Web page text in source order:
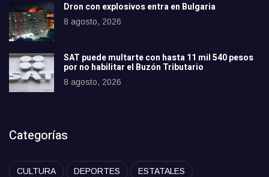
Dron con explosivos entra en Bulgaria
8 agosto, 2026
SAT puede multarte con hasta 11 mil 540 pesos
por no habilitar el Buzón Tributario
8 agosto, 2026
Categorías
CULTURA DEPORTES ESTATALES